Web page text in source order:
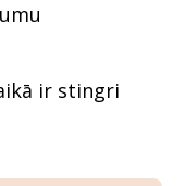
ir stingri